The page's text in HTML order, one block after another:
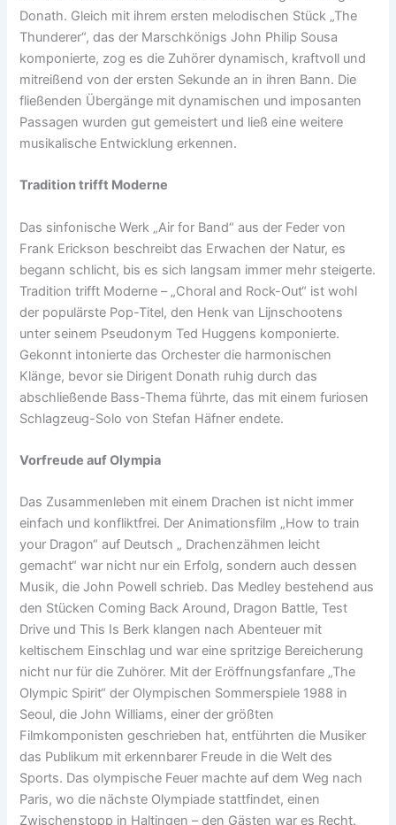
Donath. Gleich mit ihrem ersten melodischen Stück „The
Thunderer“, das der Marschkönigs John Philip Sousa
komponierte, zog es die Zuhörer dynamisch, kraftvoll und
mitreißend von der ersten Sekunde an in ihren Bann. Die
fließenden Übergänge mit dynamischen und imposanten
Passagen wurden gut gemeistert und ließ eine weitere
musikalische Entwicklung erkennen.
Tradition trifft Moderne
Das sinfonische Werk „Air for Band“ aus der Feder von
Frank Erickson beschreibt das Erwachen der Natur, es
begann schlicht, bis es sich langsam immer mehr steigerte.
Tradition trifft Moderne – „Choral and Rock-Out“ ist wohl
der populärste Pop-Titel, den Henk van Lijnschootens
unter seinem Pseudonym Ted Huggens komponierte.
Gekonnt intonierte das Orchester die harmonischen
Klänge, bevor sie Dirigent Donath ruhig durch das
abschließende Bass-Thema führte, das mit einem furiosen
Schlagzeug-Solo von Stefan Häfner endete.
Vorfreude auf Olympia
Das Zusammenleben mit einem Drachen ist nicht immer
einfach und konfliktfrei. Der Animationsfilm „How to train
your Dragon“ auf Deutsch „ Drachenzähmen leicht
gemacht“ war nicht nur ein Erfolg, sondern auch dessen
Musik, die John Powell schrieb. Das Medley bestehend aus
den Stücken Coming Back Around, Dragon Battle, Test
Drive und This Is Berk klangen nach Abenteuer mit
keltischem Einschlag und war eine spritzige Bereicherung
nicht nur für die Zuhörer. Mit der Eröffnungsfanfare „The
Olympic Spirit“ der Olympischen Sommerspiele 1988 in
Seoul, die John Williams, einer der größten
Filmkomponisten geschrieben hat, entführten die Musiker
das Publikum mit erkennbarer Freude in die Welt des
Sports. Das olympische Feuer machte auf dem Weg nach
Paris, wo die nächste Olympiade stattfindet, einen
Zwischenstopp in Haltingen – den Gästen war es Recht.